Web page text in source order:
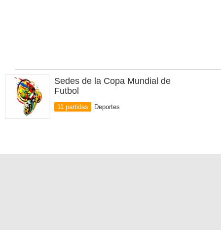
Sedes de la Copa Mundial de
Futbol
11 partidas Deportes